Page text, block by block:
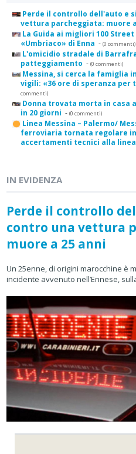
Perde il controllo dell'auto e
vettura parcheggiata: muore
La Guida ai migliori 100
«Umbriaco» di Enna - (0 commenti)
L'omicidio stradale di
patteggiamento - (0 commenti)
Messina, si cerca la famiglia
vigili: «36 ore di speranza per
commenti)
Donna trovata morta in casa
in 20 giorni - (0 commenti)
Linea Messina – Palermo/
ferroviaria tornata regolare
accertamenti tecnici alla
IN EVIDENZA
Perde il controllo
contro una vettura
muore a 25 anni
Un 25enne, di origini marocchine è
incidente avvenuto nell’Ennese,